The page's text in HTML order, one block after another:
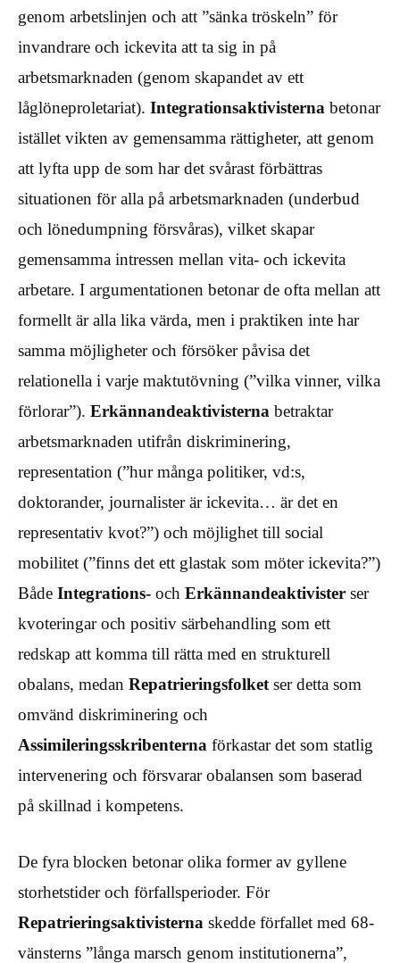
genom arbetslinjen och att ”sänka tröskeln” för
invandrare och ickevita att ta sig in på
arbetsmarknaden (genom skapandet av ett
låglöneproletariat). Integrationsaktivisterna betonar
istället vikten av gemensamma rättigheter, att genom
att lyfta upp de som har det svårast förbättras
situationen för alla på arbetsmarknaden (underbud
och lönedumpning försvåras), vilket skapar
gemensamma intressen mellan vita- och ickevita
arbetare. I argumentationen betonar de ofta mellan att
formellt är alla lika värda, men i praktiken inte har
samma möjligheter och försöker påvisa det
relationella i varje maktutövning (”vilka vinner, vilka
förlorar”). Erkännandeaktivisterna betraktar
arbetsmarknaden utifrån diskriminering,
representation (”hur många politiker, vd:s,
doktorander, journalister är ickevita… är det en
representativ kvot?”) och möjlighet till social
mobilitet (”finns det ett glastak som möter ickevita?”)
Både Integrations- och Erkännandeaktivister ser
kvoteringar och positiv särbehandling som ett
redskap att komma till rätta med en strukturell
obalans, medan Repatrieringsfolketser detta som
omvänd diskriminering och
Assimileringsskribenterna förkastar det som statlig
intervenering och försvarar obalansen som baserad
på skillnad i kompetens.
De fyra blocken betonar olika former av gyllene
storhetstider och förfallsperioder. För
Repatrieringsaktivisterna skedde förfallet med 68-
vänsterns ”långa marsch genom institutionerna”,